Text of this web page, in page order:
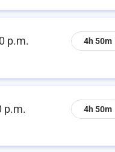
p.m. 4h 50m
p.m. 4h 50m